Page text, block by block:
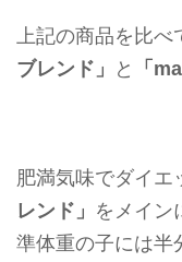
上記の商品を比べ
ブレンド」
と 「
肥満気味でダイエ
レンド」 をメイン
準体重の子には半